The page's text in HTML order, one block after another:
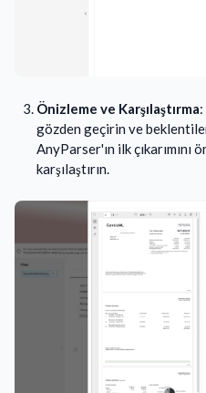
Önizleme ve Karşılaştırma
gözden geçirin ve
AnyParser'ın ilk çıkarımını
karşılaştırın.